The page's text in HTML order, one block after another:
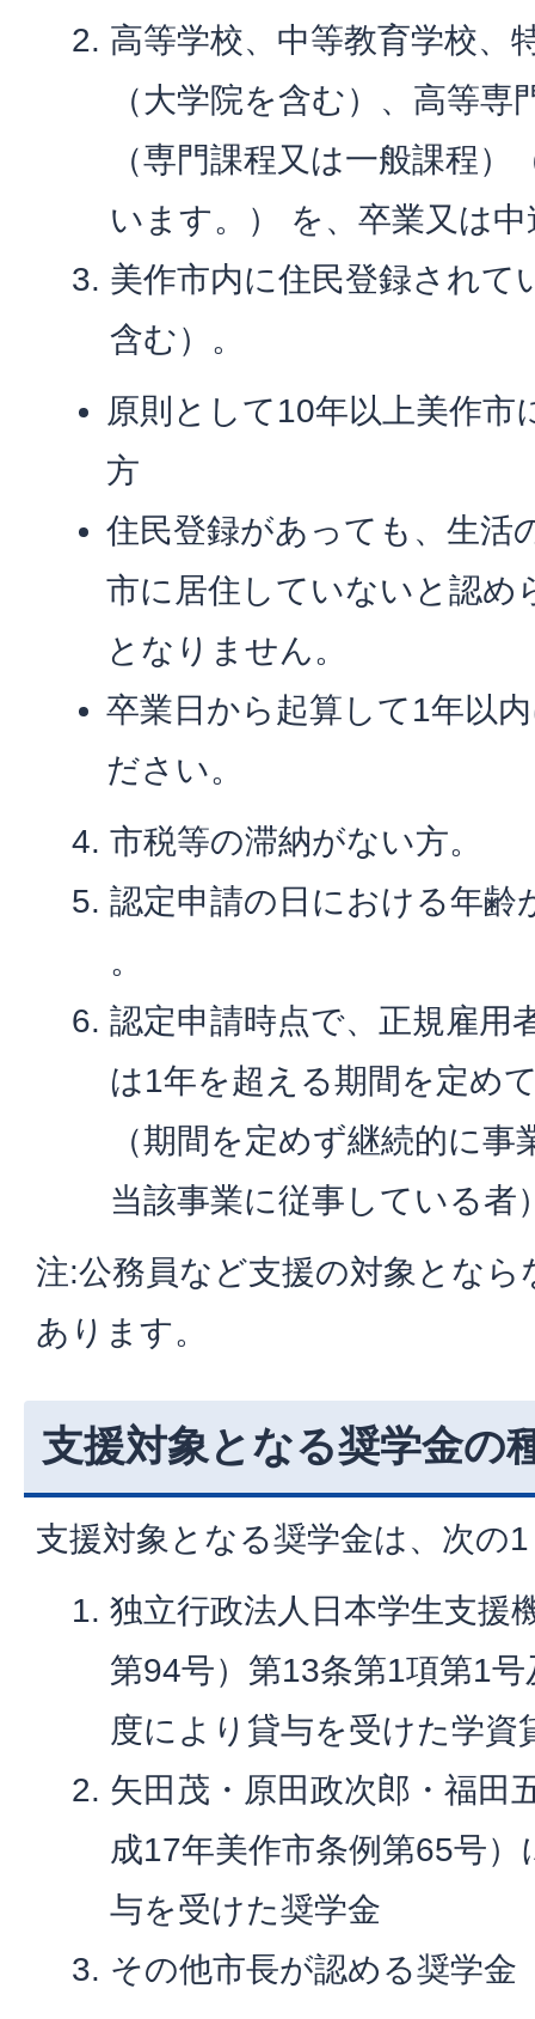
高等学校、中等教育学校、
（大学院を含む）、高等専
（専門課程又は一般課程
います。） を、卒業又は
美作市内に住民登録されて
含む）。
原則として10年以上美作市
方
住民登録があっても、生活
市に居住していないと認め
となりません。
卒業日から起算して1年以
ださい。
市税等の滞納がない方。
認定申請の日における年齢
。
認定申請時点で、正規雇用
は1年を超える期間を定め
（期間を定めず継続的に
当該事業に従事している者
注:公務員など支援の対象となら
あります。
支援対象となる奨学金の
支援対象となる奨学金は、次の
独立行政法人日本学生支援
第94号）第13条第1項第1
度により貸与を受けた学資
矢田茂・原田政次郎・福田
成17年美作市条例第65号
与を受けた奨学金
その他市長が認める奨学金